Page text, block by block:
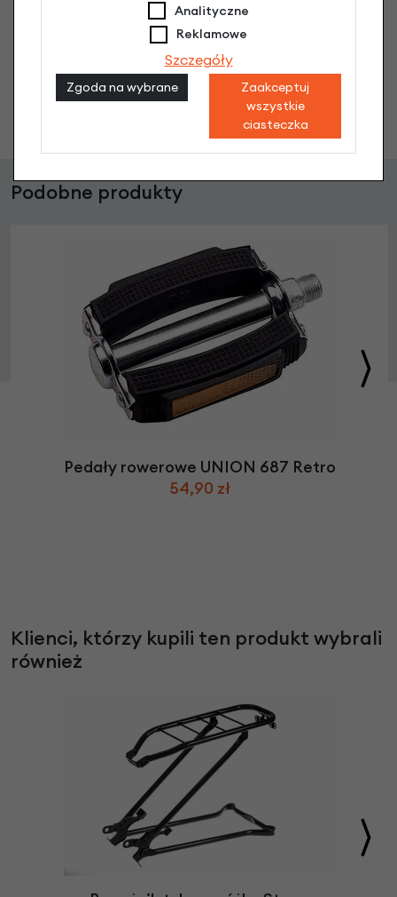
Nikt wcześniej niemiał pytań do tego produktu? A Ty o
co chcesz zapytać?
Podobne produkty
Pedały rowerowe UNION 687 Retro
54,90 zł
Klienci, którzy kupili ten produkt wybrali
również
Analityczne
Reklamowe
Szczegóły
Zgoda na wybrane
Zaakceptuj
wszystkie
ciasteczka